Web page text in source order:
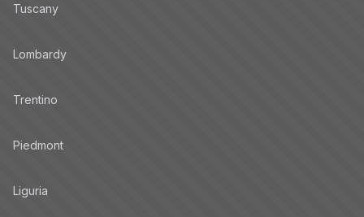
Tuscany
Lombardy
Trentino
Piedmont
Liguria